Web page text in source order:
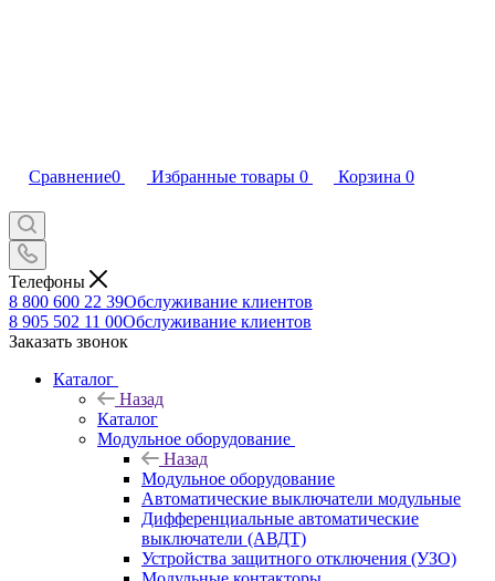
Сравнение0 Избранные товары 0 Корзина 0
Телефоны
8 800 600 22 39Обслуживание клиентов
8 905 502 11 00Обслуживание клиентов
Заказать звонок
Каталог
Назад
Каталог
Модульное оборудование
Назад
Модульное оборудование
Автоматические выключатели модульные
Дифференциальные автоматические
выключатели (АВДТ)
Устройства защитного отключения (УЗО)